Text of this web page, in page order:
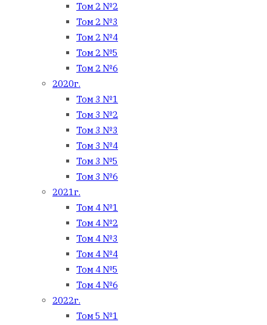
Том 2 №2
Том 2 №3
Том 2 №4
Том 2 №5
Том 2 №6
2020г.
Том 3 №1
Том 3 №2
Том 3 №3
Том 3 №4
Том 3 №5
Том 3 №6
2021г.
Том 4 №1
Том 4 №2
Том 4 №3
Том 4 №4
Том 4 №5
Том 4 №6
2022г.
Том 5 №1